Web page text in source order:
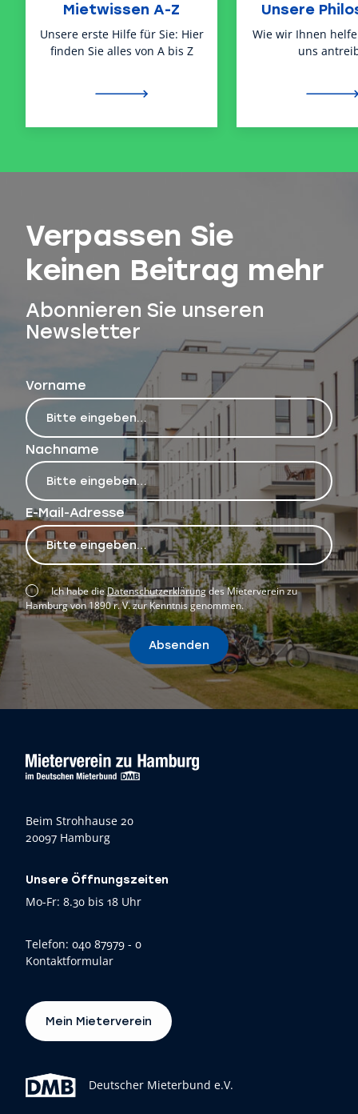
Mietwissen A-Z
Unsere erste Hilfe für Sie: Hier
finden Sie alles von A bis Z
Unsere
Wie wir Ihnen
uns
Verpassen Sie
keinen Beitrag mehr
Abonnieren Sie unseren
Newsletter
Vorname
Nachname
E-Mail-Adresse
Ich habe dieDatenschutzerklärungdes Mieterverein zu
Hamburg von 1890 r. V. zur Kenntnis genommen.
Absenden
Beim Strohhause 20
20097 Hamburg
Unsere Öffnungszeiten
Mo-Fr: 8.30 bis 18 Uhr
Telefon: 040 87979 - 0
Kontaktformular
Deutscher Mieterbund e.V.
Mein Mieterverein